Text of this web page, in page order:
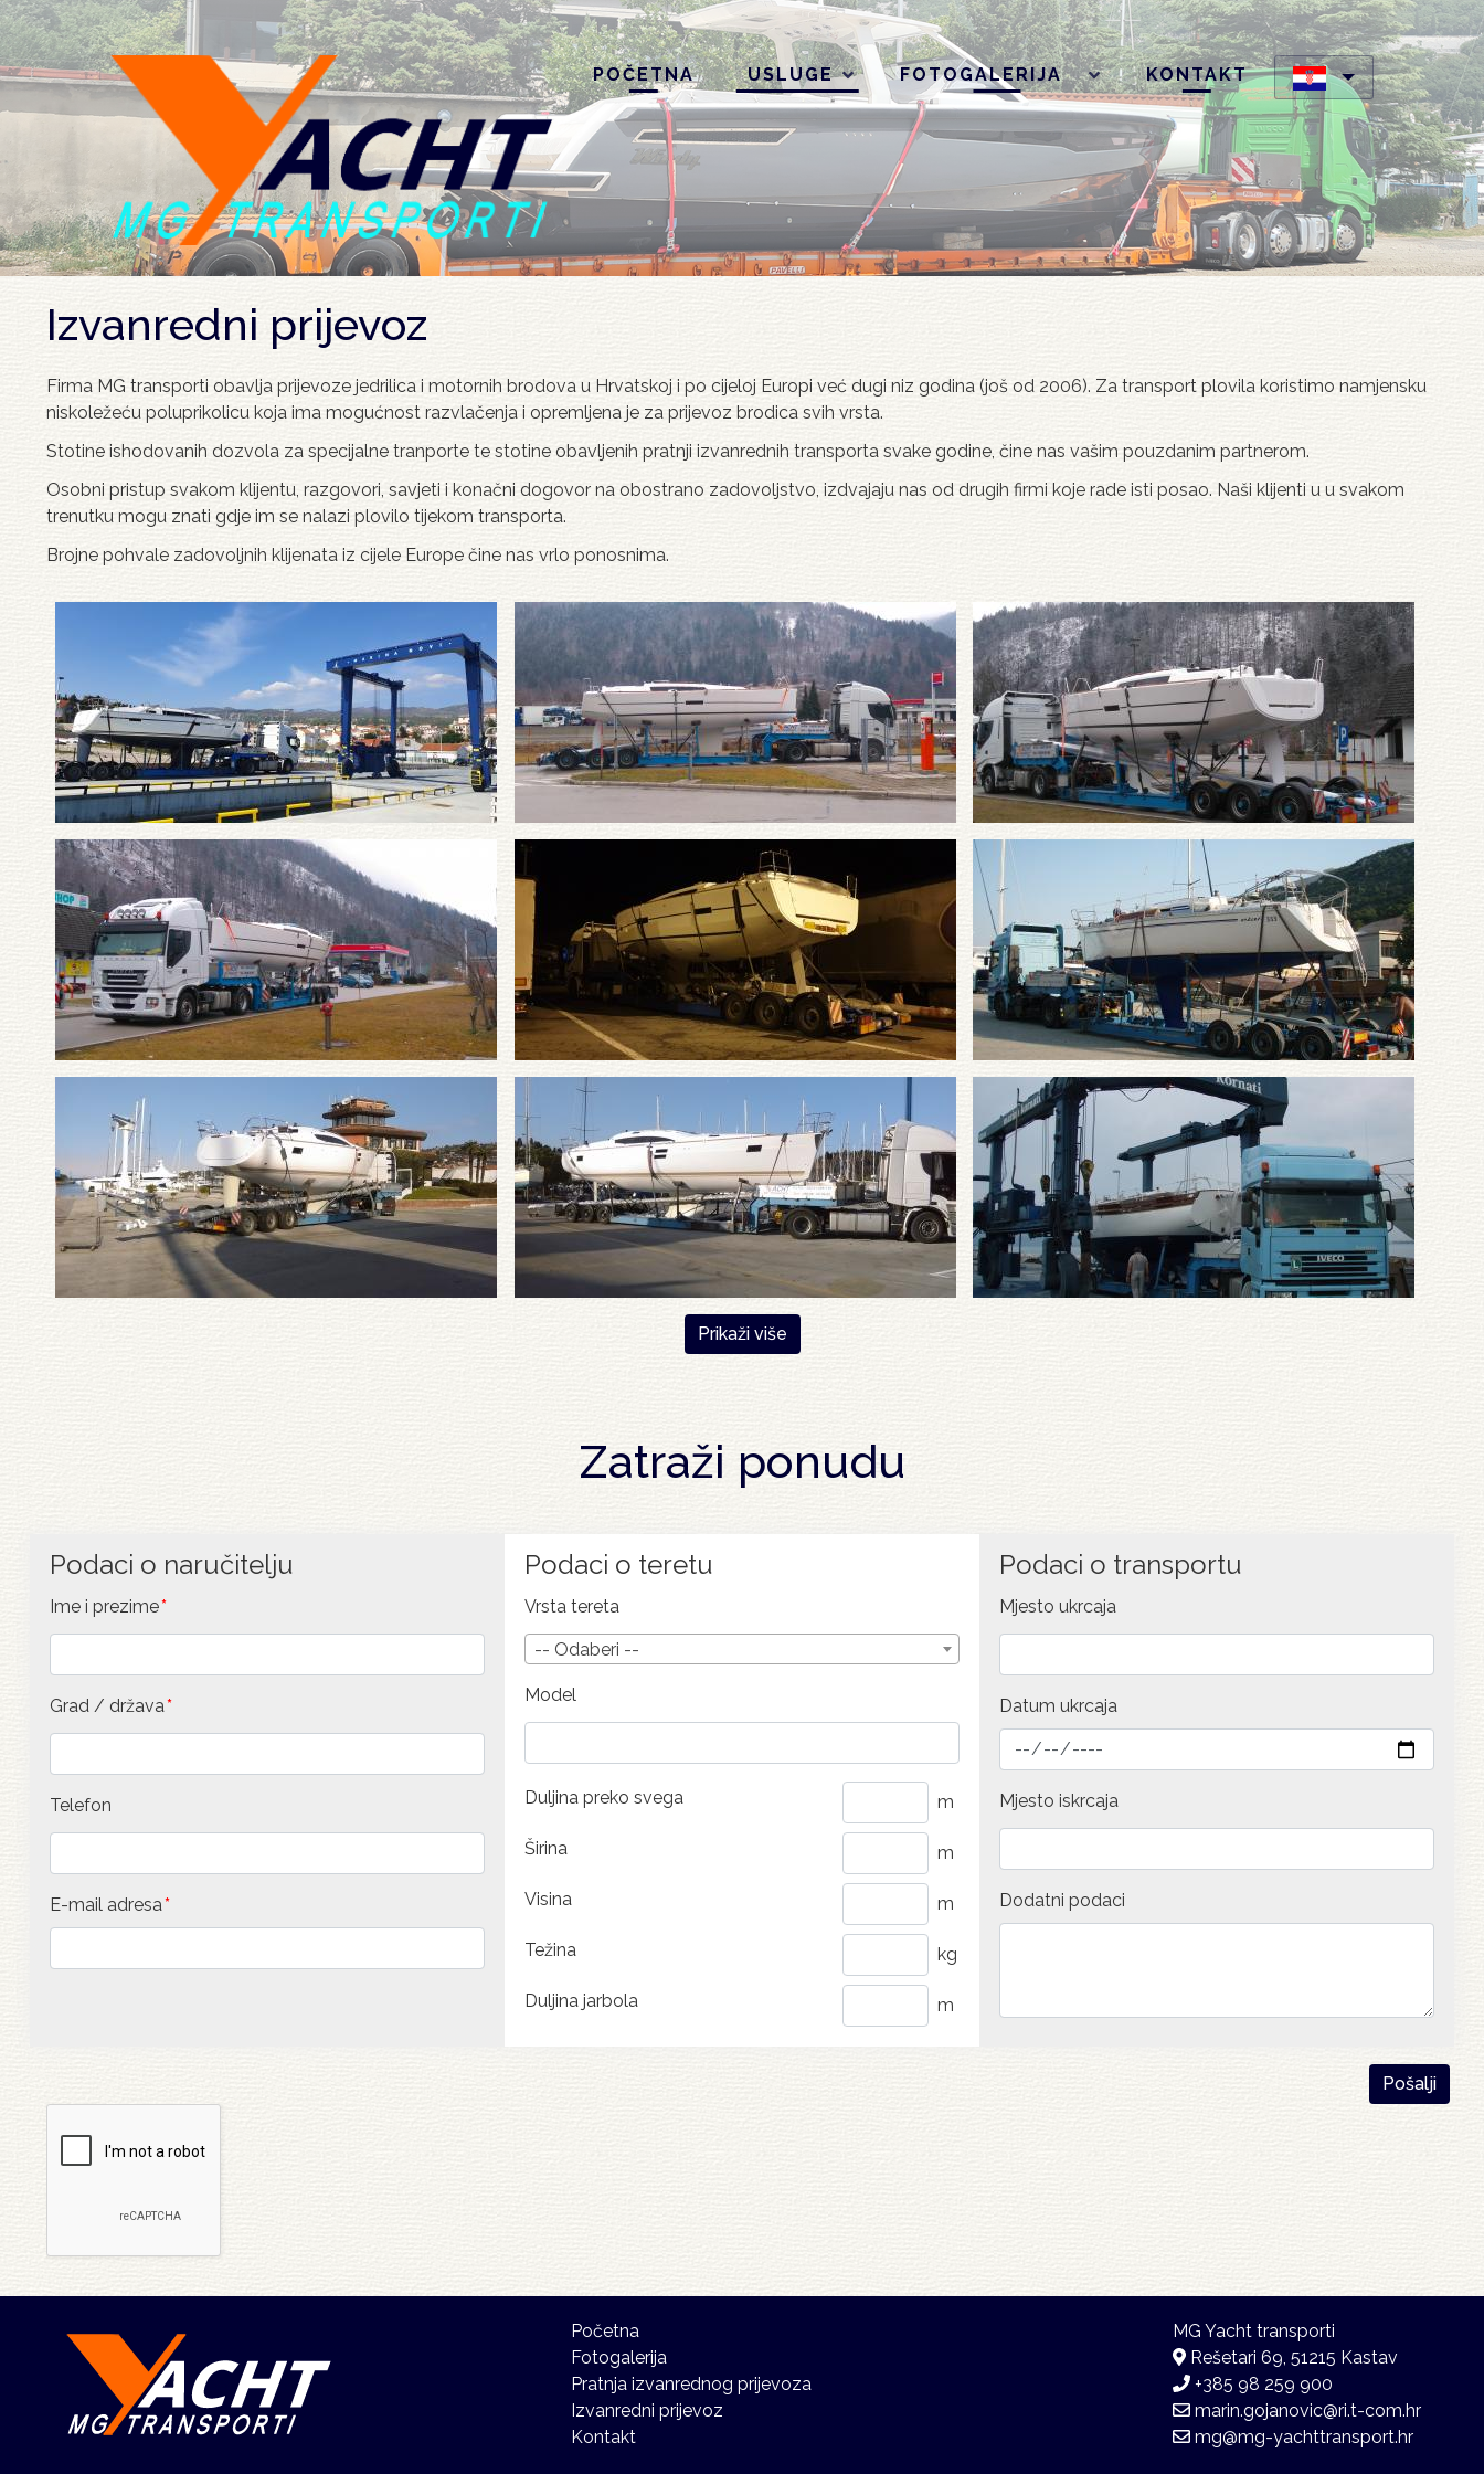
Skoči
na
glavni
sadržaj
POČETNA USLUGE FOTOGALERIJA KONTAKT
Izvanredni prijevoz
Firma MG transporti obavlja prijevoze jedrilica i motornih brodova u Hrvatskoj i po cijeloj Europi već dugi niz godina (još od 2006). Za transport plovila koristimo namjensku
niskoležeću poluprikolicu koja ima mogućnost razvlačenja i opremljena je za prijevoz brodica svih vrsta.
Stotine ishodovanih dozvola za specijalne tranporte te stotine obavljenih pratnji izvanrednih transporta svake godine, čine nas vašim pouzdanim partnerom.
Osobni pristup svakom klijentu, razgovori, savjeti i konačni dogovor na obostrano zadovoljstvo, izdvajaju nas od drugih firmi koje rade isti posao. Naši klijenti u u svakom
trenutku mogu znati gdje im se nalazi plovilo tijekom transporta.
Brojne pohvale zadovoljnih klijenata iz cijele Europe čine nas vrlo ponosnima.
Prikaži više
Zatraži ponudu
Podaci o naručitelju
Ime i prezime
Grad / država
Telefon
E-mail adresa
Podaci o teretu
Vrsta tereta
-- Odaberi --
Model
Duljina preko svega m
Širina m
Visina m
Težina kg
Duljina jarbola m
Podaci o transportu
Mjesto ukrcaja
Datum ukrcaja
Mjesto iskrcaja
Dodatni podaci
Početna
Fotogalerija
Pratnja izvanrednog prijevoza
Izvanredni prijevoz
Kontakt
Rešetari 69, 51215 Kastav
+385 98 259 900
marin.gojanovic@ri.t-com.hr
mg@mg-yachttransport.hr